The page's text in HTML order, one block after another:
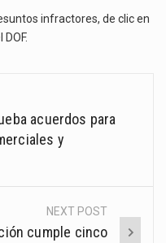
infractores, de clic en
acuerdos para
y
NEXT POST
cumple cinco